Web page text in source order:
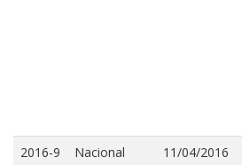
2016-9 Nacional 11/04/2016